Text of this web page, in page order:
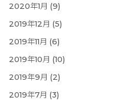
2020年1月 (9)
2019年12月 (5)
2019年11月 (6)
2019年10月 (10)
2019年9月 (2)
2019年7月 (3)